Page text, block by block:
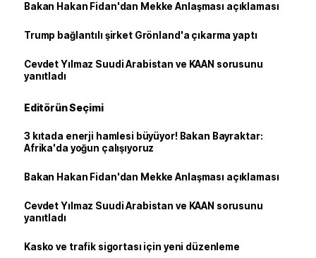
Bakan Hakan Fidan'dan Mekke Anlaşması açıklaması
Trump bağlantılı şirket Grönland'a çıkarma yaptı
Cevdet Yılmaz Suudi Arabistan ve KAAN sorusunu
yanıtladı
Editörün Seçimi
3 kıtada enerji hamlesi büyüyor! Bakan Bayraktar:
Afrika'da yoğun çalışıyoruz
Bakan Hakan Fidan'dan Mekke Anlaşması açıklaması
Cevdet Yılmaz Suudi Arabistan ve KAAN sorusunu
yanıtladı
Kasko ve trafik sigortası için yeni düzenleme